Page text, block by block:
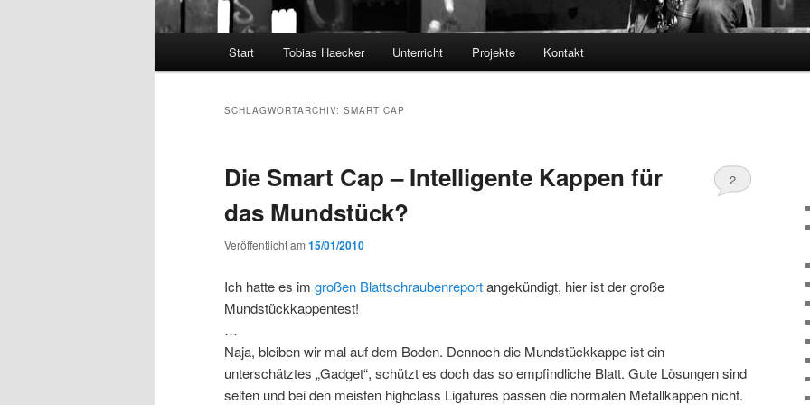
Start Tobias Haecker Unterricht Projekte Kontakt
SCHLAGWORTARCHIV: SMART CAP
Die Smart Cap – Intelligente Kappen für
das Mundstück?
Veröffentlicht am 15/01/2010
2
Ich hatte es im großen Blattschraubenreportangekündigt, hier ist der große
Mundstückkappentest!
…
Naja, bleiben wir mal auf dem Boden. Dennoch die Mundstückkappe ist ein
unterschätztes „Gadget“, schützt es doch das so empfindliche Blatt. Gute Lösungen sind
selten und bei den meisten highclass Ligatures passen die normalen Metallkappen nicht.